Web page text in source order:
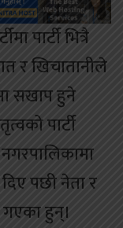
पार्टी भित्रै
र खिचातानीले
सखाप हुने
पार्टी
पछी नेता र
हुन्।